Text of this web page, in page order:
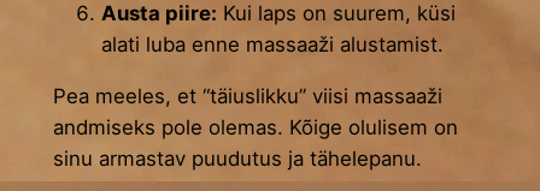
Austa piire: Kui laps on suurem, küsi
alati luba enne massaaži alustamist.
Pea meeles, et “täiuslikku” viisi massaaži
andmiseks pole olemas. Kõige olulisem on
sinu armastav puudutus ja tähelepanu.